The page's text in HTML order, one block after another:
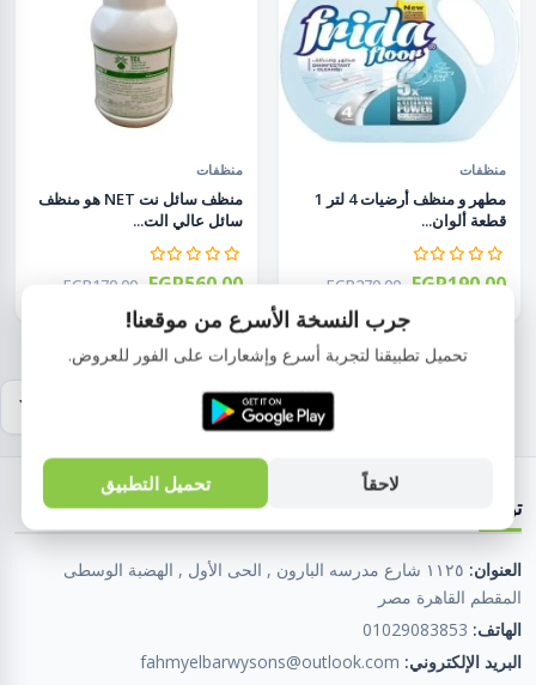
منظفات
مطهر و منظف أرضيات 4 لتر 1
قطعة ألوان...
EGP270.00 EGP190.00
منظفات
منظف سائل نت NET هو منظف
سائل عالي الت...
EGP170.00 EGP560.00
تواصل معنا
العنوان:
١١٢٥ شارع مدرسه البارون , الحى الأول , الهضبة الوسطى
المقطم القاهرة مصر
الهاتف: 01029083853
البريد الإلكتروني: fahmyelbarwysons@outlook.com
جرب النسخة الأسرع من موقعنا!
تحميل تطبيقنا لتجربة أسرع وإشعارات على الفور للعروض.
لاحقاً تحميل التطبيق